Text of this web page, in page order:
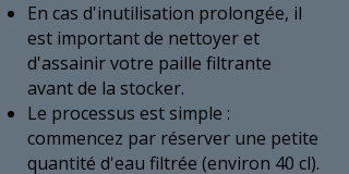
En cas d'inutilisation prolongée, il
est important de nettoyer et
d'assainir votre paille filtrante
avant de la stocker.
Le processus est simple :
commencez par réserver une petite
quantité d'eau filtrée (environ 40 cl).